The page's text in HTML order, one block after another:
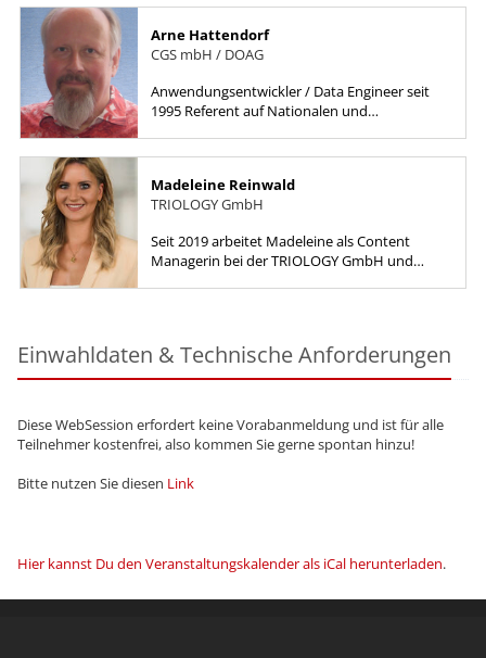
Arne Hattendorf
CGS mbH / DOAG
Anwendungsentwickler / Data Engineer seit
1995 Referent auf Nationalen und
Madeleine Reinwald
TRIOLOGY GmbH
Seit 2019 arbeitet Madeleine als Content
Managerin bei der TRIOLOGY GmbH und
Einwahldaten & Technische Anforderungen
Diese WebSession erfordert keine Vorabanmeldung und ist für alle
Teilnehmer kostenfrei, also kommen Sie gerne spontan hinzu!
Bitte nutzen Sie diesen Link
Hier kannst Du den Veranstaltungskalender als iCal herunterladen.